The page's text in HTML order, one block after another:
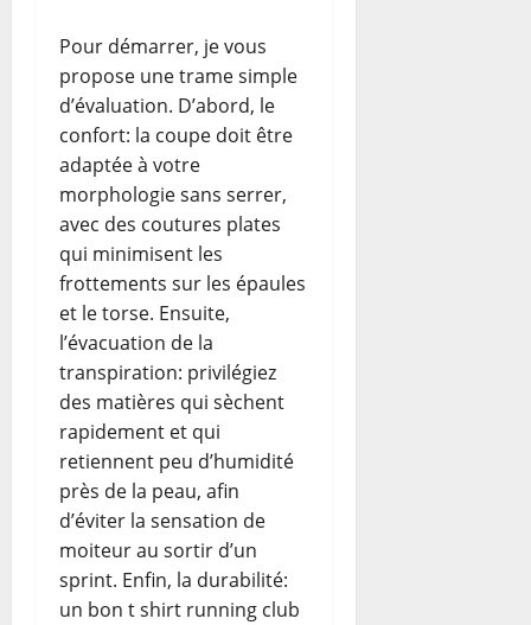
Pour démarrer, je vous
propose une trame simple
d’évaluation. D’abord, le
confort: la coupe doit être
adaptée à votre
morphologie sans serrer,
avec des coutures plates
qui minimisent les
frottements sur les épaules
et le torse. Ensuite,
l’évacuation de la
transpiration: privilégiez
des matières qui sèchent
rapidement et qui
retiennent peu d’humidité
près de la peau, afin
d’éviter la sensation de
moiteur au sortir d’un
sprint. Enfin, la durabilité:
un bon t shirt running club